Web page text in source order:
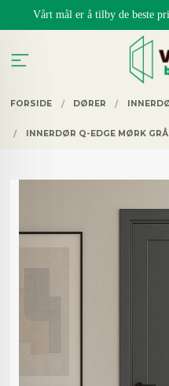
Vårt mål er å tilby de beste
FORSIDE DØRER
INNERDØR Q-EDGE MØRK GRÅ